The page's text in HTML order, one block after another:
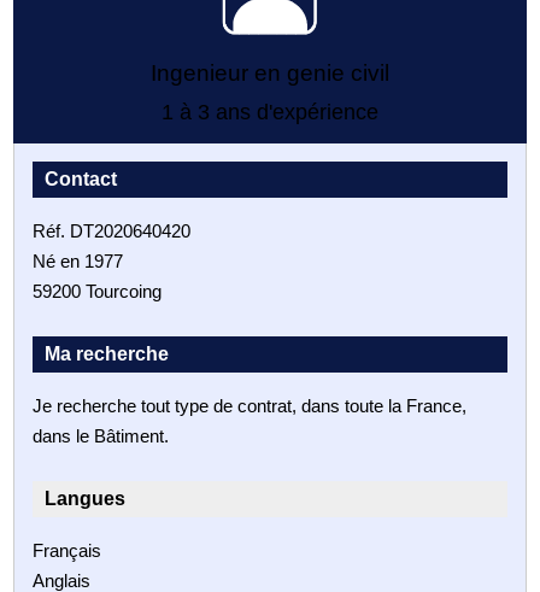
Ingenieur en genie civil
1 à 3 ans d'expérience
Contact
Réf. DT2020640420
Né en 1977
59200 Tourcoing
Ma recherche
Je recherche tout type de contrat, dans toute la France,
dans le Bâtiment.
Langues
Français
Anglais